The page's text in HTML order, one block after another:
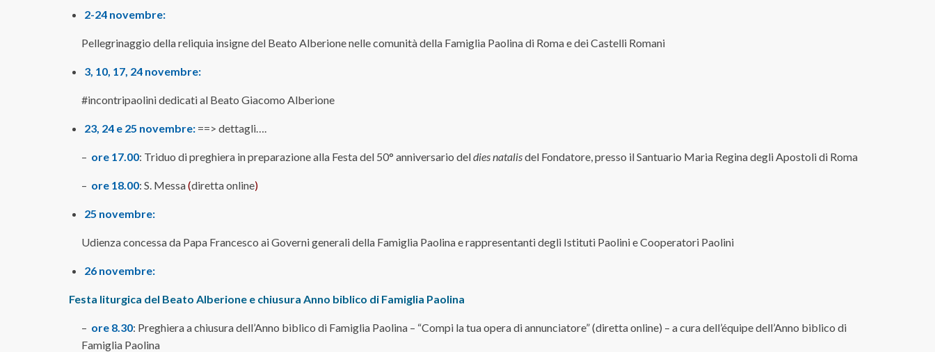
2-24 novembre:
Pellegrinaggio della reliquia insigne del Beato Alberione nelle comunità della Famiglia Paolina di Roma e dei Castelli Romani
3, 10, 17, 24 novembre:
#incontripaolini dedicati al Beato Giacomo Alberione
23, 24 e 25 novembre: ==> dettagli….
– ore 17.00: Triduo di preghiera in preparazione alla Festa del 50° anniversario deldies natalisdel Fondatore, presso il Santuario Maria Regina degli Apostoli di Roma
– ore 18.00: S. Messa(diretta online)
25 novembre:
Udienza concessa da Papa Francesco ai Governi generali della Famiglia Paolina e rappresentanti degli Istituti Paolini e Cooperatori Paolini
26 novembre:
Festa liturgica del Beato Alberione e chiusura Anno biblico di Famiglia Paolina
– ore 8.30: Preghiera a chiusura dell’Anno biblico di Famiglia Paolina – “Compi la tua opera di annunciatore” (diretta online) – a cura dell’équipe dell’Anno biblico di
Famiglia Paolina